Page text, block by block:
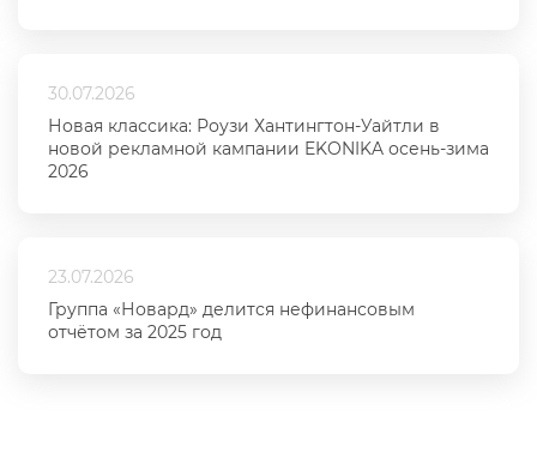
30.07.2026
Новая классика: Роузи Хантингтон-Уайтли в
новой рекламной кампании EKONIKA осень-зима
2026
23.07.2026
Группа «Новард» делится нефинансовым
отчётом за 2025 год